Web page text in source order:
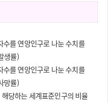
수를 연앙인구로 나눈 수치를
생률)
수를 연앙인구로 나눈 수치를
망률)
당하는 세계표준인구의 비율